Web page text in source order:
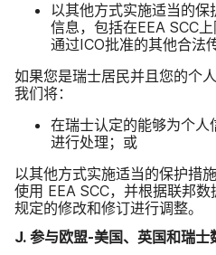
以​其他​方式​实施​适当​的​
信息，​包括​在EEA SCC
通过ICO批准​的​其他​合法​
如果​您​是​瑞士​居民​并且​您​的​个
我们​将：
在​瑞士​认定​的​能够​为​个​人​
进行​处理；​或
以​其他​方式​实施​适当​的​保护​措
使用 EEA SCC，​并​根据​联邦​数
规定​的​修改​和​修订​进行​调整。
J. 参与​欧盟-美国、​英国​和​瑞士​